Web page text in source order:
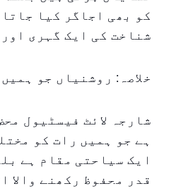
کو بھی اجاگر کیا
شناخت کی ایک گہری
خلاصہ: روشنیاں جو
شارجہ لائٹ فیسٹیول
ہے جو ہمیں رات کو
ایک سیاحتی مقام ہے
قدر محفوظ رکھنے والا